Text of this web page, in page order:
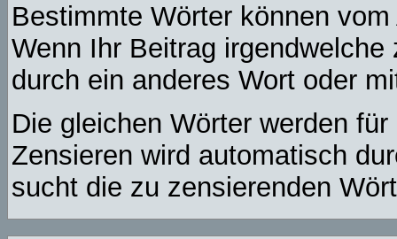
Bestimmte Wörter können
Wenn Ihr Beitrag
durch ein anderes Wort oder
Die gleichen Wörter werden
Zensieren wird automatisch
sucht die zu zensierenden